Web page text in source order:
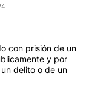
con prisión de un
y por
delito o de un